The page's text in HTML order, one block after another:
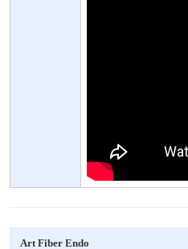
Art Fiber Endo